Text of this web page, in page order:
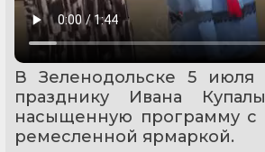
В Зеленодольске 5 июля
празднику Ивана
насыщенную программу с
ремесленной ярмаркой.